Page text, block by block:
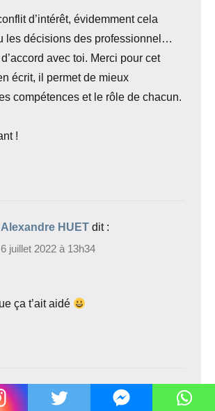
d’intérêt, évidemment cela
les décisions des professionnel…
avec toi. Merci pour cet
écrit, il permet de mieux
compétences et le rôle de chacun.
!
Alexandre HUET dit :
6 juillet 2022 à 13h34
ça t’ait aidé
dit :